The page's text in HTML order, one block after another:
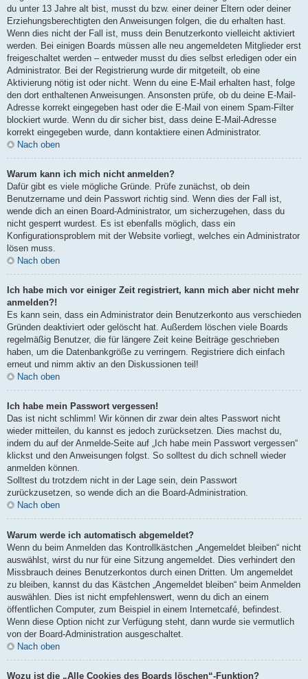
du unter 13 Jahre alt bist, musst du bzw. einer deiner Eltern oder deiner
Erziehungsberechtigten den Anweisungen folgen, die du erhalten hast.
Wenn dies nicht der Fall ist, muss dein Benutzerkonto vielleicht aktiviert
werden. Bei einigen Boards müssen alle neu angemeldeten Mitglieder erst
freigeschaltet werden – entweder musst du dies selbst erledigen oder ein
Administrator. Bei der Registrierung wurde dir mitgeteilt, ob eine
Aktivierung nötig ist oder nicht. Wenn du eine E-Mail erhalten hast, folge
den dort enthaltenen Anweisungen. Ansonsten prüfe, ob du deine E-Mail-
Adresse korrekt eingegeben hast oder die E-Mail von einem Spam-Filter
blockiert wurde. Wenn du dir sicher bist, dass deine E-Mail-Adresse
korrekt eingegeben wurde, dann kontaktiere einen Administrator.
Nach oben
Warum kann ich mich nicht anmelden?
Dafür gibt es viele mögliche Gründe. Prüfe zunächst, ob dein
Benutzername und dein Passwort richtig sind. Wenn dies der Fall ist,
wende dich an einen Board-Administrator, um sicherzugehen, dass du
nicht gesperrt wurdest. Es ist ebenfalls möglich, dass ein
Konfigurationsproblem mit der Website vorliegt, welches ein Administrator
lösen muss.
Nach oben
Ich habe mich vor einiger Zeit registriert, kann mich aber nicht mehr
anmelden?!
Es kann sein, dass ein Administrator dein Benutzerkonto aus verschieden
Gründen deaktiviert oder gelöscht hat. Außerdem löschen viele Boards
regelmäßig Benutzer, die für längere Zeit keine Beiträge geschrieben
haben, um die Datenbankgröße zu verringern. Registriere dich einfach
erneut und nimm aktiv an den Diskussionen teil!
Nach oben
Ich habe mein Passwort vergessen!
Das ist nicht schlimm! Wir können dir zwar dein altes Passwort nicht
wieder mitteilen, du kannst es jedoch zurücksetzen. Dies machst du,
indem du auf der Anmelde-Seite auf „Ich habe mein Passwort vergessen“
klickst und den Anweisungen folgst. So solltest du dich schnell wieder
anmelden können.
Solltest du trotzdem nicht in der Lage sein, dein Passwort
zurückzusetzen, so wende dich an die Board-Administration.
Nach oben
Warum werde ich automatisch abgemeldet?
Wenn du beim Anmelden das Kontrollkästchen „Angemeldet bleiben“ nicht
auswählst, wirst du nur für eine Sitzung angemeldet. Dies verhindert den
Missbrauch deines Benutzerkontos durch einen Dritten. Um angemeldet
zu bleiben, kannst du das Kästchen „Angemeldet bleiben“ beim Anmelden
auswählen. Dies ist nicht empfehlenswert, wenn du dich an einem
öffentlichen Computer, zum Beispiel in einem Internetcafé, befindest.
Wenn diese Option nicht zur Verfügung steht, dann wurde sie vermutlich
von der Board-Administration ausgeschaltet.
Nach oben
Wozu ist die „Alle Cookies des Boards löschen“-Funktion?